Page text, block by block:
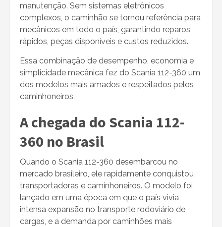
manutenção. Sem sistemas eletrônicos
complexos, o caminhão se tornou referência para
mecânicos em todo o país, garantindo reparos
rápidos, peças disponíveis e custos reduzidos.
Essa combinação de desempenho, economia e
simplicidade mecânica fez do Scania 112-360 um
dos modelos mais amados e respeitados pelos
caminhoneiros.
A chegada do Scania 112-
360 no Brasil
Quando o Scania 112-360 desembarcou no
mercado brasileiro, ele rapidamente conquistou
transportadoras e caminhoneiros. O modelo foi
lançado em uma época em que o país vivia
intensa expansão no transporte rodoviário de
cargas, e a demanda por caminhões mais